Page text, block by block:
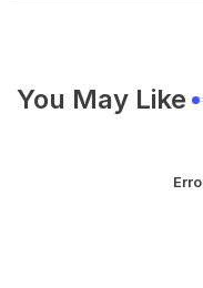
You May Like